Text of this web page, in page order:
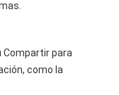
Compartir para
como la